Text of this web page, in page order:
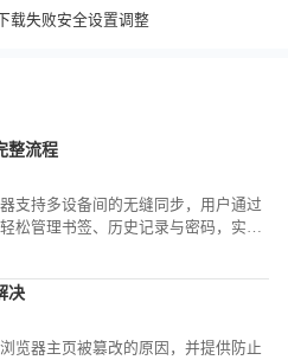
载失败安全设置调整
整流程
支持多设备间的无缝同步，用户通过
松管理书签、历史记录与密码，实现
决
览器主页被篡改的原因，并提供防止